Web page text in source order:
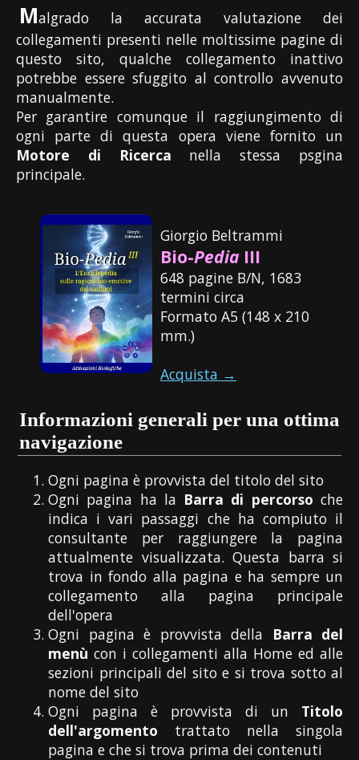
Malgrado la accurata valutazione dei
collegamenti presenti nelle moltissime pagine di
questo sito, qualche collegamento inattivo
potrebbe essere sfuggito al controllo avvenuto
manualmente.
Per garantire comunque il raggiungimento di
ogni parte di questa opera viene fornito un
Motore di Ricerca nella stessa psgina
principale.
Giorgio Beltrammi
Bio-Pedia III
648 pagine B/N, 1683
termini circa
Formato A5 (148 x 210
mm.)
Acquista →
Informazioni generali per una ottima
navigazione
Ogni pagina è provvista del titolo del sito
Ogni pagina ha la Barra di percorso che
indica i vari passaggi che ha compiuto il
consultante per raggiungere la pagina
attualmente visualizzata. Questa barra si
trova in fondo alla pagina e ha sempre un
collegamento alla pagina principale
dell'opera
Ogni pagina è provvista della
Barra del
menù con i collegamenti alla Home ed alle
sezioni principali del sito e si trova sotto al
nome del sito
Ogni pagina è provvista di un Titolo
dell'argomento trattato nella singola
pagina e che si trova prima dei contenuti